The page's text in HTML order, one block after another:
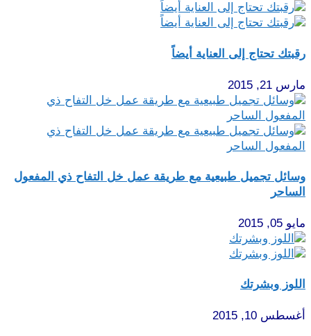
رقبتك تحتاج إلى العناية أيضاً
مارس 21, 2015
وسائل تجميل طبيعية مع طريقة عمل خل التفاح ذي المفعول
الساحر
مايو 05, 2015
اللوز وبشرتك
أغسطس 10, 2015